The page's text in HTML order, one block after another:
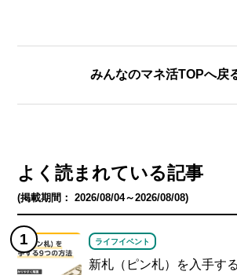
みんなのマネ活TOPへ戻
よく読まれている記事
(掲載期間： 2026/08/04～2026/08/08)
ライフイベント
新札（ピン札）を入手す